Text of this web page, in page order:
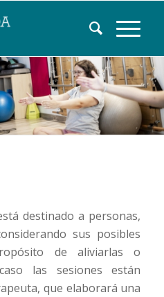
destinado a personas,
sus posibles
de aliviarlas o
las sesiones están
que elaborará una